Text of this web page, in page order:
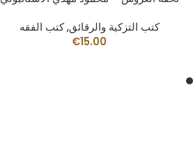
كتب التزكية والرقائق,كتب الفقه
€15.00